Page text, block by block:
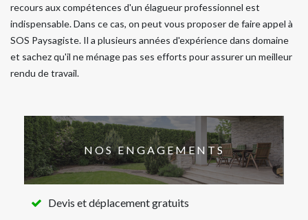
recours aux compétences d'un élagueur professionnel est
indispensable. Dans ce cas, on peut vous proposer de faire appel à
SOS Paysagiste. Il a plusieurs années d'expérience dans domaine
et sachez qu'il ne ménage pas ses efforts pour assurer un meilleur
rendu de travail.
NOS ENGAGEMENTS
Devis et déplacement gratuits